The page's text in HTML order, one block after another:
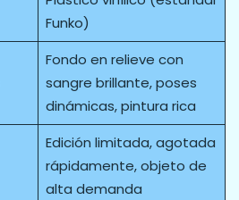
Funko)
Fondo en relieve con
sangre brillante, poses
dinámicas, pintura rica
Edición limitada, agotada
rápidamente, objeto de
alta demanda